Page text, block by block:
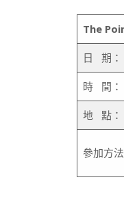
The
日 期：
時 間：
地 點：
參加方法